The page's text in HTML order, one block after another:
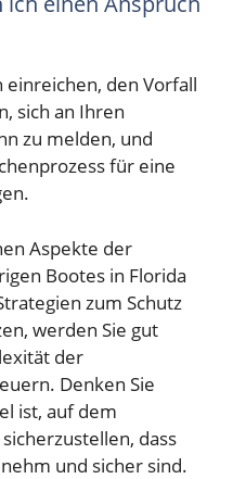
einreichen, den Vorfall
sich an Ihren
zu melden, und
für eine
Aspekte der
Bootes in Florida
zum Schutz
werden Sie gut
der
Denken Sie
ist, auf dem
dass
und sicher sind.